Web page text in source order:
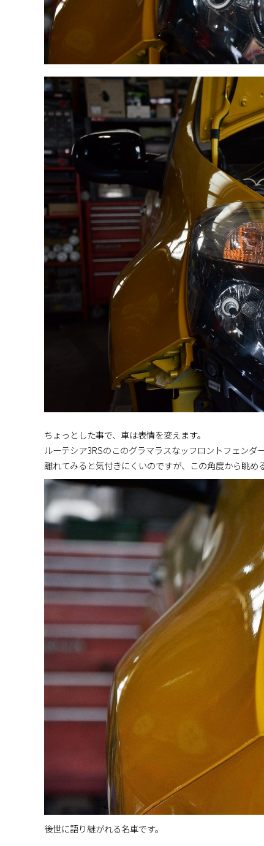
ちょっとした事で、車は表情を変えます。
ルーテシア3RSのこのグラマラスなッフロントフェンダ
離れてみると気付きにくいのですが、この角度から眺め
後世に語り継がれる名車です。